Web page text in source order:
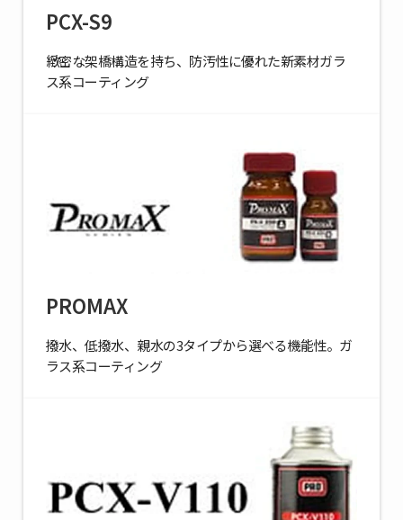
PCX-S9
緻密な架橋構造を持ち、防汚性に優れた新素材ガラ
ス系コーティング
PROMAX
撥水、低撥水、親水の3タイプから選べる機能性。ガ
ラス系コーティング